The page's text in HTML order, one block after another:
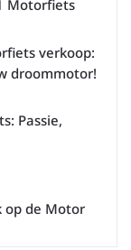
Motorfiets
verkoop:
droommotor!
Passie,
op de Motor